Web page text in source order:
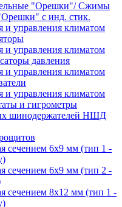
"Орешки"/ Сжимы
с инд. стик.
и управления климатом
и управления климатом
давления
и управления климатом
и управления климатом
и гигрометры
шинодержателей НШД
сечением 6х9 мм (тип 1 -
сечением 6х9 мм (тип 2 -
сечением 8х12 мм (тип 1 -